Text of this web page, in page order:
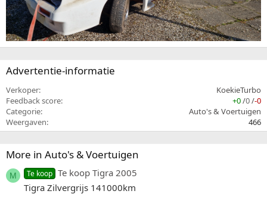
Advertentie-informatie
Verkoper
KoekieTurbo
Feedback score
+0/0/-0
Categorie
Auto's & Voertuigen
Weergaven
466
More in Auto's & Voertuigen
M Te koop Te koop Tigra 2005
Tigra Zilvergrijs 141000km